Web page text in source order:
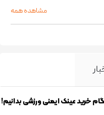
مشاهده همه
خرید عینک ایمنی ورزشی بدانیم!